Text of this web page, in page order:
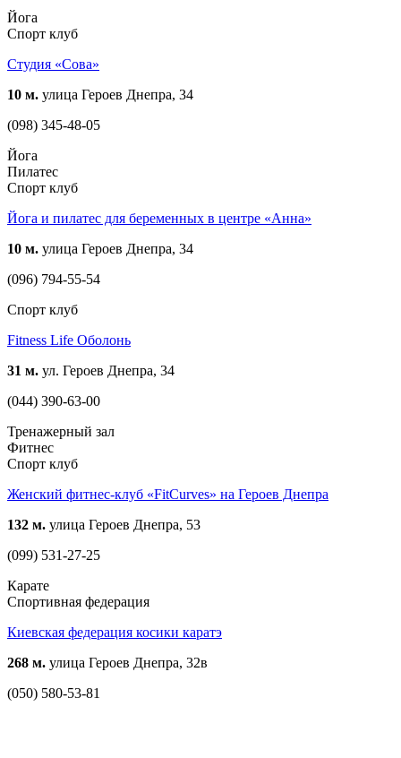
Йога
Спорт клуб
Студия «Сова»
10 м. улица Героев Днепра, 34
(098) 345-48-05
Йога
Пилатес
Спорт клуб
Йога и пилатес для беременных в центре «Анна»
10 м. улица Героев Днепра, 34
(096) 794-55-54
Спорт клуб
Fitness Life Оболонь
31 м. ул. Героев Днепра, 34
(044) 390-63-00
Тренажерный зал
Фитнес
Спорт клуб
Женский фитнес-клуб «FitCurves» на Героев Днепра
132 м. улица Героев Днепра, 53
(099) 531-27-25
Карате
Спортивная федерация
Киевская федерация косики каратэ
268 м. улица Героев Днепра, 32в
(050) 580-53-81